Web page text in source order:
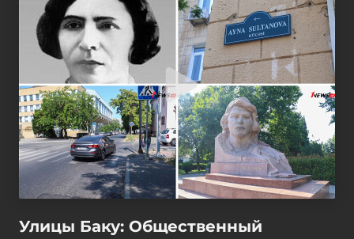
Улицы Баку: Общественный